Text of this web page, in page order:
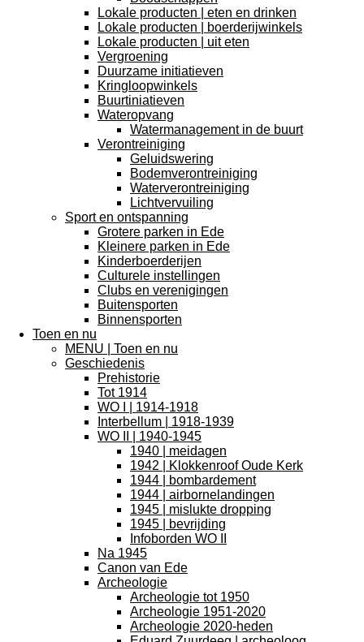
Lokale producten | eten en drinken
Lokale producten | boerderijwinkels
Lokale producten | uit eten
Vergroening
Duurzame initiatieven
Kringloopwinkels
Buurtiniatieven
Wateropvang
Watermanagement in de buurt
Verontreiniging
Geluidswering
Bodemverontreiniging
Waterverontreiniging
Lichtvervuiling
Sport en ontspanning
Grotere parken in Ede
Kleinere parken in Ede
Kinderboerderijen
Culturele instellingen
Clubs en verenigingen
Buitensporten
Binnensporten
Toen en nu
MENU | Toen en nu
Geschiedenis
Prehistorie
Tot 1914
WO I | 1914-1918
Interbellum | 1918-1939
WO II | 1940-1945
1940 | meidagen
1942 | Klokkenroof Oude Kerk
1944 | bombardement
1944 | airbornelandingen
1945 | mislukte dropping
1945 | bevrijding
Infoborden WO II
Na 1945
Canon van Ede
Archeologie
Archeologie tot 1950
Archeologie 1951-2020
Archeologie 2020-heden